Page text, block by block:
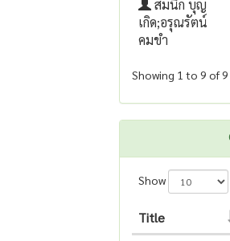
สมนึก บุญ
เกิด;อรุณรัตน์
คมขำ
Showing 1 to 9 of
Show
Title